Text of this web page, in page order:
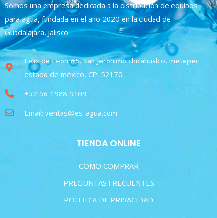
Somos una empresa dedicada a la distribución de equipos
para agua, fundada en el año 2020 en la ciudad de
Guadalajara, Jalisco.
Felix de Leon #5, San Jeronimo chicahualco, metepec
estado de méxico, CP: 52170
+52 56 1988 5109
Email: ventas@es-agua.com
TIENDA ONLINE
COMO COMPRAR
PREGUNTAS FRECUENTES
POLITICA DE PRIVACIDAD